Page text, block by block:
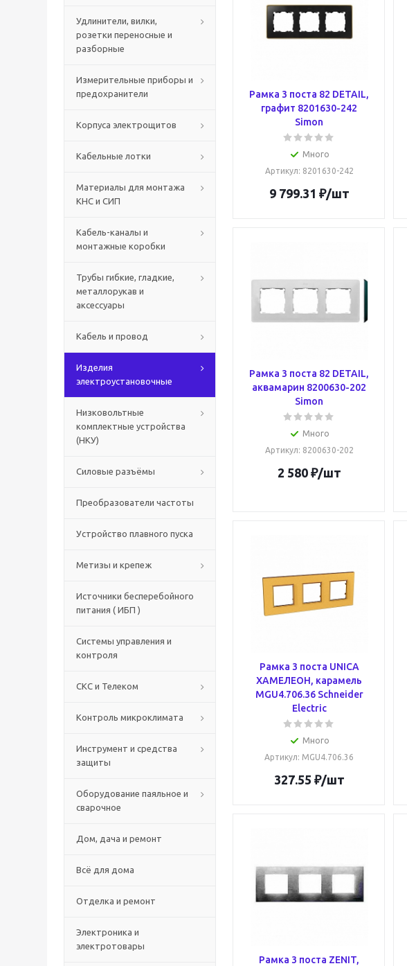
Удлинители, вилки,
розетки переносные и
разборные
Измерительные приборы и
предохранители
Корпуса электрощитов
Кабельные лотки
Материалы для монтажа
КНС и СИП
Кабель-каналы и
монтажные коробки
Трубы гибкие, гладкие,
металлорукав и
аксессуары
Кабель и провод
Изделия
электроустановочные
Низковольтные
комплектные устройства
(НКУ)
Силовые разъёмы
Преобразователи частоты
Устройство плавного пуска
Метизы и крепеж
Источники бесперебойного
питания ( ИБП )
Системы управления и
контроля
СКС и Телеком
Контроль микроклимата
Инструмент и средства
защиты
Оборудование паяльное и
сварочное
Дом, дача и ремонт
Всё для дома
Отделка и ремонт
Электроника и
электротовары
Рамка 3 поста 82 DETAIL,
графит 8201630-242
Simon
Много
Артикул: 8201630-242
9 799.31 ₽/шт
Рамка 3 поста 82 DETAIL,
аквамарин 8200630-202
Simon
Много
Артикул: 8200630-202
2 580₽/шт
Рамка 3 поста UNICA
ХАМЕЛЕОН, карамель
MGU4.706.36 Schneider
Electric
Много
Артикул: MGU4.706.36
327.55 ₽/шт
Рамка 3 поста ZENIT,